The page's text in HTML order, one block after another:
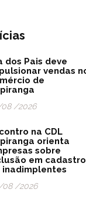
dos Pais deve
vendas
de
/2026
na CDL
orienta
sobre
em
inadimplentes
08 /2026